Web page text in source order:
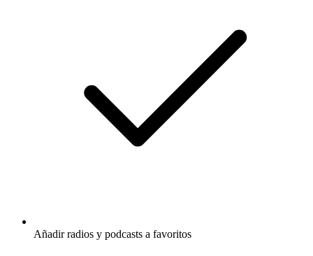
Añadir radios y podcasts a favoritos